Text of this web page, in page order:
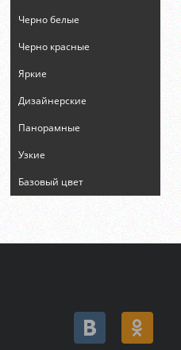
Черно белые
Черно красные
Яркие
Дизайнерские
Панорамные
Узкие
Базовый цвет